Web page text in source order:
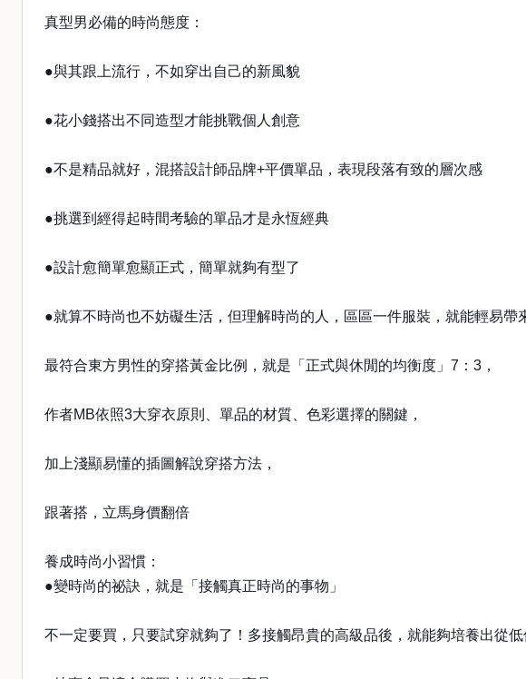
真型男必備的時尚態度：
●與其跟上流行，不如穿出自己的新風貌
●花小錢搭出不同造型才能挑戰個人創意
●不是精品就好，混搭設計師品牌+平價單品，表現段落有致的層次感
●挑選到經得起時間考驗的單品才是永恆經典
●設計愈簡單愈顯正式，簡單就夠有型了
●就算不時尚也不妨礙生活，但理解時尚的人，區區一件服裝，就能輕易帶
最符合東方男性的穿搭黃金比例，就是「正式與休閒的均衡度」7：3，
作者MB依照3大穿衣原則、單品的材質、色彩選擇的關鍵，
加上淺顯易懂的插圖解說穿搭方法，
跟著搭，立馬身價翻倍
養成時尚小習慣：
●變時尚的祕訣，就是「接觸真正時尚的事物」
不一定要買，只要試穿就夠了！多接觸昂貴的高級品後，就能夠培養出從